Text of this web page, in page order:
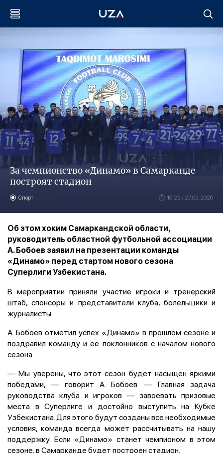
За чемпионство «Динамо» в Самарканде
построят стадион
Спорт 10:22 / 27.02.2026
Об этом хоким Самаркандской области,
руководитель областной футбольной ассоциации
А. Бобоев заявил на презентации команды
«Динамо» перед стартом нового сезона
Суперлиги Узбекистана.
В мероприятии приняли участие игроки и тренерский
штаб, спонсоры и представители клуба, болельщики и
журналисты.
А. Бобоев отметил успех «Динамо» в прошлом сезоне и
поздравил команду и её поклонников с началом нового
сезона.
— Мы уверены, что этот сезон будет насыщен яркими
победами, — говорит А. Бобоев. — Главная задача
руководства клуба и игроков — завоевать призовые
места в Суперлиге и достойно выступить на Кубке
Узбекистана. Для этого будут созданы все необходимые
условия, команда всегда может рассчитывать на нашу
поддержку. Если «Динамо» станет чемпионом в этом
сезоне, в Самарканде будет построен стадион.